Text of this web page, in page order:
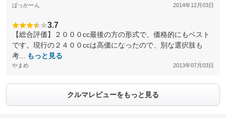
ぱっかーん 2014年12月03日
3.7
【総合評価】２０００cc最後の方の形式で、価格的にもベスト
です。現行の２４００ccは高価になったので、別な選択肢も
考...
もっと見る
やまめ 2013年07月03日
クルマレビューをもっと見る